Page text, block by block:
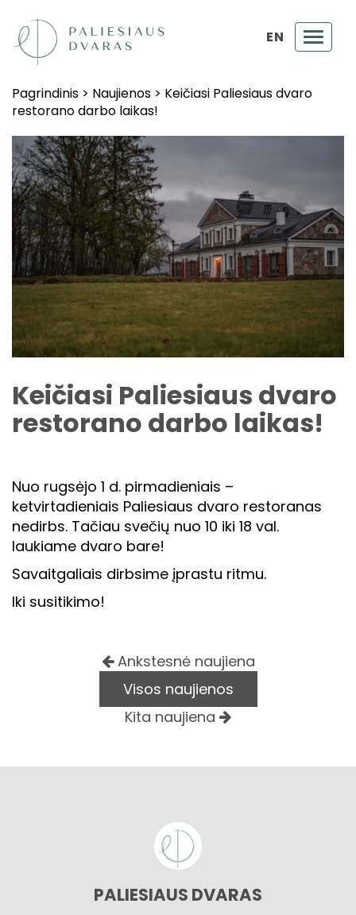
EN
Pagrindinis > Naujienos > Keičiasi Paliesiaus dvaro
restorano darbo laikas!
Keičiasi Paliesiaus dvaro
restorano darbo laikas!
Nuo rugsėjo 1 d. pirmadieniais –
ketvirtadieniais Paliesiaus dvaro restoranas
nedirbs. Tačiau svečių nuo 10 iki 18 val.
laukiame dvaro bare!
Savaitgaliais dirbsime įprastu ritmu.
Iki susitikimo!
Ankstesnė naujiena
Visos naujienos
Kita naujiena
PALIESIAUS DVARAS